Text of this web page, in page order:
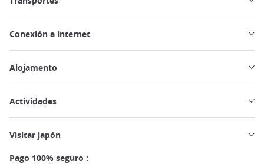
Conexión a internet
Alojamento
Actividades
Visitar japón
Pago 100% seguro :